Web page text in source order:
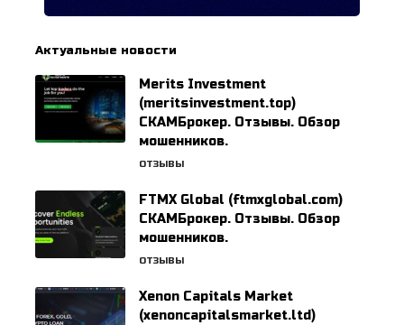
Актуальные новости
Merits Investment
(meritsinvestment.top)
СКАМБрокер. Отзывы. Обзор
мошенников.
ОТЗЫВЫ
FTMX Global (ftmxglobal.com)
СКАМБрокер. Отзывы. Обзор
мошенников.
ОТЗЫВЫ
Xenon Capitals Market
(xenoncapitalsmarket.ltd)